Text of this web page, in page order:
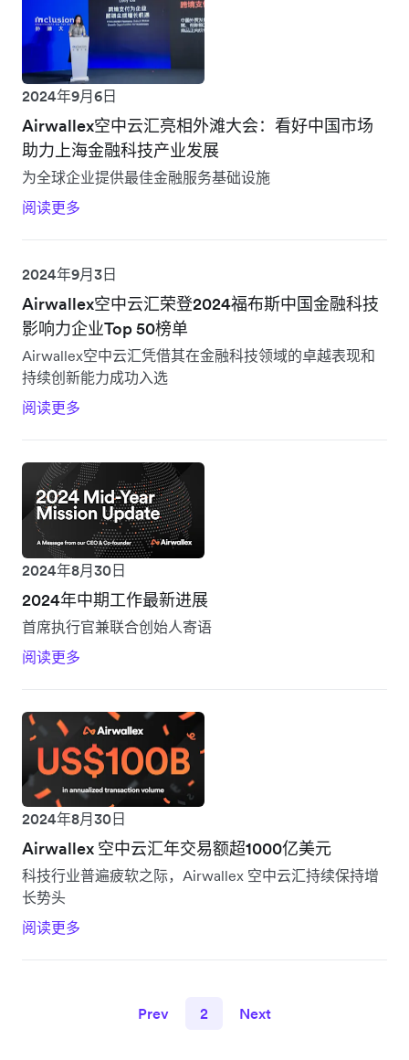
2024年9月6日
Airwallex空中云汇亮相外滩大会：看好中国市场
助力上海金融科技产业发展
为全球企业提供最佳金融服务基础设施
阅读更多
2024年9月3日
Airwallex空中云汇荣登2024福布斯中国金融科技
影响力企业Top 50榜单
Airwallex空中云汇凭借其在金融科技领域的卓越表现和
持续创新能力成功入选
阅读更多
2024年8月30日
2024年中期工作最新进展
首席执行官兼联合创始人寄语
阅读更多
2024年8月30日
Airwallex 空中云汇年交易额超1000亿美元
科技行业普遍疲软之际，Airwallex 空中云汇持续保持增
长势头
阅读更多
Prev 2 Next